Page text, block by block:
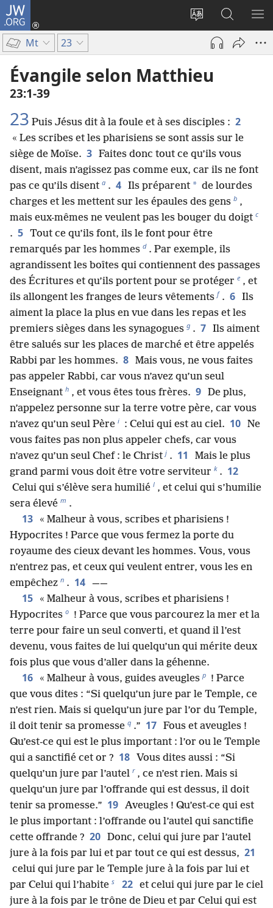
JW.ORG
Changer
langue
site
Se
connecter
nouvelle
fenêtre)
sur
JW.ORG
Mt 23
Évangile selon Matthieu
23​:​1-39
23 Puis Jésus dit à la foule et à ses disciples : 2
« Les scribes et les pharisiens se sont assis sur le
siège de Moïse. 3 Faites donc tout ce qu’ils vous
disent, mais n’agissez pas comme eux, car ils ne font
pas ce qu’ils disent a . 4 Ils préparent * de lourdes
charges et les mettent sur les épaules des gens b ,
mais eux-mêmes ne veulent pas les bouger du doigt c
. 5 Tout ce qu’ils font, ils le font pour être
remarqués par les hommes d . Par exemple, ils
agrandissent les boîtes qui contiennent des passages
des Écritures et qu’ils portent pour se protéger e , et
ils allongent les franges de leurs vêtements f . 6 Ils
aiment la place la plus en vue dans les repas et les
premiers sièges dans les synagogues g . 7 Ils aiment
être salués sur les places de marché et être appelés
Rabbi par les hommes. 8 Mais vous, ne vous faites
pas appeler Rabbi, car vous n’avez qu’un seul
Enseignant h , et vous êtes tous frères. 9 De plus,
n’appelez personne sur la terre votre père, car vous
n’avez qu’un seul Père i : Celui qui est au ciel. 10 Ne
vous faites pas non plus appeler chefs, car vous
n’avez qu’un seul Chef : le Christ j . 11
Mais le plus
grand parmi vous doit être votre serviteur k . 12
Celui qui s’élève sera humilié l , et celui qui s’humilie
sera élevé m .
13
« Malheur à vous, scribes et pharisiens !
Hypocrites ! Parce que vous fermez la porte du
royaume des cieux devant les hommes. Vous, vous
n’entrez pas, et ceux qui veulent entrer, vous les en
empêchez n . 14 ——
15
« Malheur à vous, scribes et pharisiens !
Hypocrites o ! Parce que vous parcourez la mer et la
terre pour faire un seul converti, et quand il l’est
devenu, vous faites de lui quelqu’un qui mérite deux
fois plus que vous d’aller dans la géhenne.
16 « Malheur à vous, guides aveugles p ! Parce
que vous dites : “Si quelqu’un jure par le Temple, ce
n’est rien. Mais si quelqu’un jure par l’or du Temple,
il doit tenir sa promesse q .” 17 Fous et aveugles !
Qu’est-ce qui est le plus important : l’or ou le Temple
qui a sanctifié cet or ? 18 Vous dites aussi : “Si
quelqu’un jure par l’autel r , ce n’est rien. Mais si
quelqu’un jure par l’offrande qui est dessus, il doit
tenir sa promesse.” 19 Aveugles ! Qu’est-ce qui est
le plus important : l’offrande ou l’autel qui sanctifie
cette offrande ? 20 Donc, celui qui jure par l’autel
jure à la fois par lui et par tout ce qui est dessus, 21
celui qui jure par le Temple jure à la fois par lui et
par Celui qui l’habite s 22 et celui qui jure par le ciel
jure à la fois par le trône de Dieu et par Celui qui est